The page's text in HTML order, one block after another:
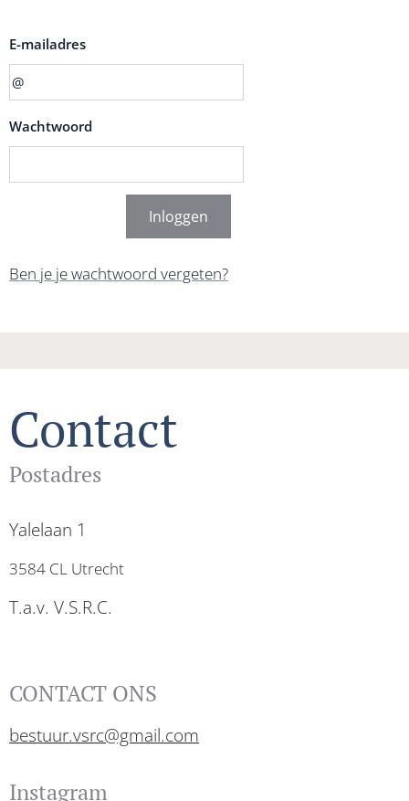
E-mailadres
Wachtwoord
Inloggen
Ben je je wachtwoord vergeten?
Contact
Postadres
Yalelaan 1
3584 CL Utrecht
T.a.v. V.S.R.C.
CONTACT ONS
bestuur.vsrc@gmail.com
Instagram